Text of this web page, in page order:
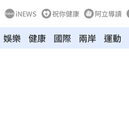
iNEWS 祝你健康 阿立導讀
娛樂 健康 國際 兩岸 運動